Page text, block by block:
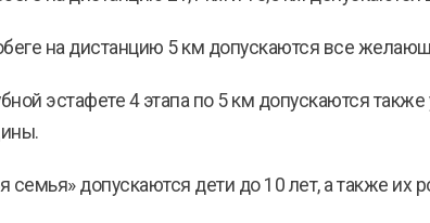
на дистанцию 5 км допускаются все
эстафете 4 этапа по 5 км допускаются
семья» допускаются дети до 10 лет, а также их